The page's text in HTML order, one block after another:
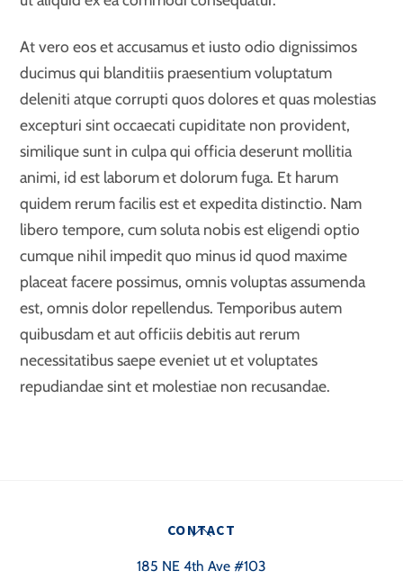
At vero eos et accusamus et iusto odio dignissimos
ducimus qui blanditiis praesentium voluptatum
deleniti atque corrupti quos dolores et quas molestias
excepturi sint occaecati cupiditate non provident,
similique sunt in culpa qui officia deserunt mollitia
animi, id est laborum et dolorum fuga. Et harum
quidem rerum facilis est et expedita distinctio. Nam
libero tempore, cum soluta nobis est eligendi optio
cumque nihil impedit quo minus id quod maxime
placeat facere possimus, omnis voluptas assumenda
est, omnis dolor repellendus. Temporibus autem
quibusdam et aut officiis debitis aut rerum
necessitatibus saepe eveniet ut et voluptates
repudiandae sint et molestiae non recusandae.
Back
CONTACT
185 NE 4th Ave #103